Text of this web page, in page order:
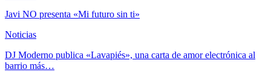
Javi NO presenta «Mi futuro sin ti»
Noticias
DJ Moderno publica «Lavapiés», una carta de amor electrónica al
barrio más…